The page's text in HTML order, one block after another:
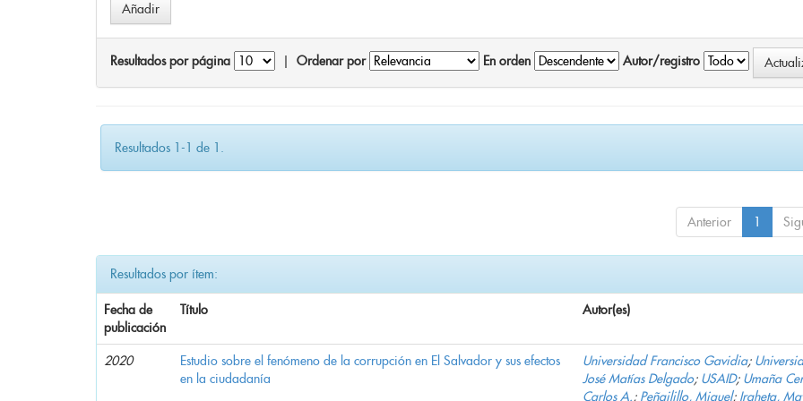
Resultados por página Ordenar por En orden Autor/registro
Resultados 1-1 de 1.
Anterior 1
Resultados por ítem:
Fecha de
publicación
Título Autor(es)
2020
Estudio sobre el fenómeno de la corrupción en El Salvador y sus efectos
en la ciudadanía
Universidad Francisco Gavidia;
José Matías Delgado; USAID; Umaña
Carlos A.; Peñailillo, Miguel; Iraheta,